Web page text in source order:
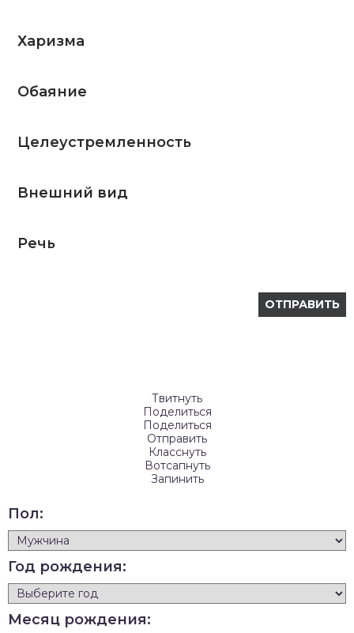
Харизма
Обаяние
Целеустремленность
Внешний вид
Речь
Твитнуть
Поделиться
Поделиться
Отправить
Класснуть
Вотсапнуть
Запинить
Пол:
Год рождения:
Месяц рождения: